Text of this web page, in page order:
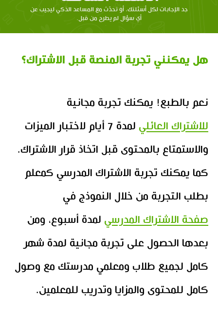
جد الإجابات لكل أسئلتك، أو تحدّث مع المساعد الذكي ليجيب عن
أي سؤال لم يطرح من قبل.
هل يمكنني تجربة المنصة قبل الاشتراك؟
نعم بالطبع! يمكنك تجربة مجانية
للاشتراك العائلي
لمدة 7 أيام لاختبار الميزات
والاستمتاع بالمحتوى قبل اتخاذ قرار الاشتراك.
كما يمكنك تجربة الاشتراك المدرسي كمعلم
بطلب التجربة من خلال النموذج في
صفحة الاشتراك المدرسي لمدة أسبوع، ومن
بعدها الحصول على تجربة مجانية لمدة شهر
كامل لجميع طلاب ومعلمي مدرستك مع وصول
كامل للمحتوى والمزايا وتدريب للمعلمين.